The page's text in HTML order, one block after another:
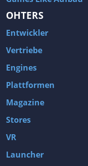
OHTERS
Entwickler
Vertriebe
Engines
Plattformen
Magazine
Stores
VR
Launcher